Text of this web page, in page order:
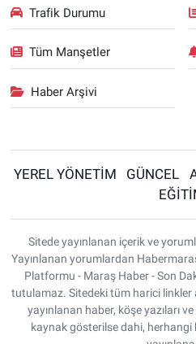
Trafik Durumu
Tüm Manşetler
Haber Arşivi
YEREL YÖNETİM GÜNCEL
Sitede yayınlanan içerik ve
Yayınlanan yorumlardan
Platformu - Maraş Haber - Son
tutulamaz. Sitedeki tüm harici linkler
yayınlanan haber, köşe yazıları
kaynak gösterilse dahi, herhangi